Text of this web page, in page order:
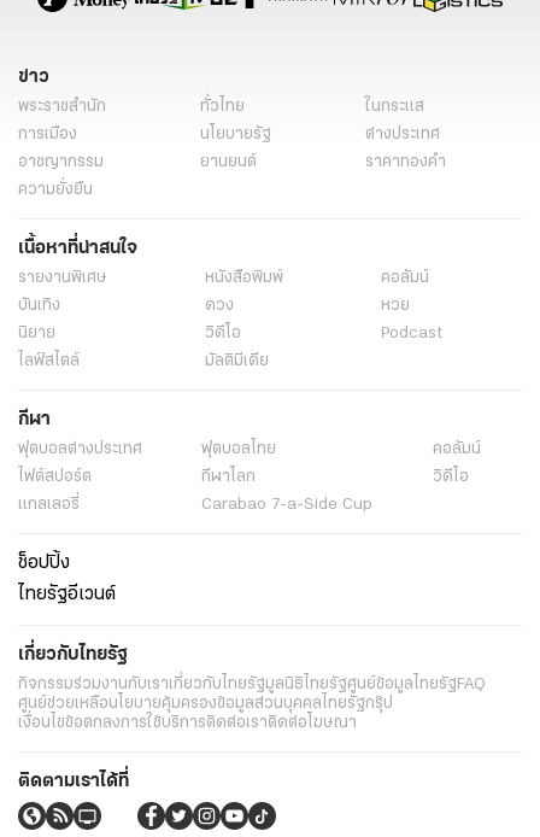
ข่าว
พระราชสำนัก ทั่วไทย
ในกระแส
การเมือง
นโยบายรัฐ
ต่างประเทศ
อาชญากรรม
ยานยนต์
ราคาทองคำ
ความยั่งยืน
เนื้อหาที่น่าสนใจ
รายงานพิเศษ หนังสือพิมพ์
คอลัมน์
บันเทิง
ดวง
หวย
นิยาย
วิดีโอ
Podcast
ไลฟ์สไตล์
มัลติมีเดีย
กีฬา
ฟุตบอลต่่างประเทศ ฟุตบอลไทย
คอลัมน์
ไฟต์สปอร์ต
กีฬาโลก
วิดีโอ
แกลเลอรี่
Carabao 7-a-Side Cup
ช็อปปิ้ง
ไทยรัฐอีเวนต์
เกี่ยวกับไทยรัฐ
กิจกรรมร่วมงานกับเราเกี่ยวกับไทยรัฐมูลนิธิไทยรัฐศูนย์ข้อมูลไทยรัฐFAQ
ศูนย์ช่วยเหลือนโยบายคุ้มครองข้อมูลส่วนบุคคลไทยรัฐกรุ๊ป
เงื่อนไขข้อตกลงการใช้บริการติดต่อเราติดต่อโฆษณา
ติดตามเราได้ที่